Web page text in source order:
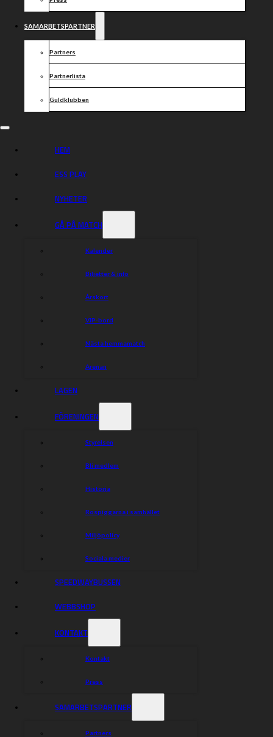
SAMARBETSPARTNER
Partners
Partnerlista
Guldklubben
HEM
ESS PLAY
NYHETER
GÅ PÅ MATCH
Kalender
Biljetter & info
Årskort
VIP-bord
Nästa hemmamatch
Arenan
LAGEN
FÖRENINGEN
Styrelsen
Bli medlem
Historia
Rospiggarna i samhället
Miljöpolicy
Sociala medier
SPEEDWAYBUSSEN
WEBBSHOP
KONTAKT
Kontakt
Press
SAMARBETSPARTNER
Partners
5. Pontus Aspgren
6. Johannes Stark
7. Joel Kling
Säkra dina biljetter till torsdagens hemmamatch senast
imorgon, onsdag 11 augusti, för att vara med i
utlottningen av en Philips 4k LED Smart Ambilight 65” TV
eller ett VIP-paket med mat och depåbesök för 6
personer. Biljetterna köper du via tickster.com
Biljettlänk: